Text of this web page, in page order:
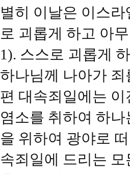
별히 이날은 이스
로 괴롭게 하고 아
1). 스스로 괴롭게
하나님께 나아가
편 대속죄일에는
염소를 취하여 하
을 위하여 광야로
속죄일에 드리는